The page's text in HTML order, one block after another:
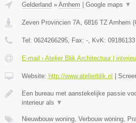
Gelderland » Arnhem | Google maps ▼
Zeven Provincien 7A 6816 TZ Arnhem (
Tel: 0624266295 , Fax: - , KvK: 09186133
E-mail › Atelier Blik Architectuur |
Website: http://www.atelierblik.nl |
Een bureau met aanstekelijke passie
interieur als ▼
Nieuwbouw woning, Verbouw woning,